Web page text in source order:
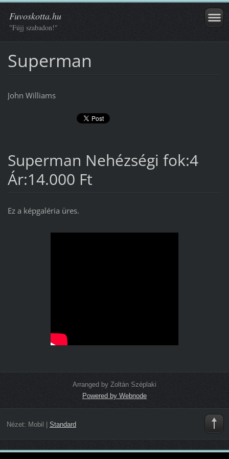
Fuvoskotta.hu
"Fújj szabadon!"
Superman
John Williams
Superman Nehézségi fok:4
Ár:14.000 Ft
Ez a képgaléria üres.
Arranged by Zoltán Széplaki
Powered by Webnode
Nézet: Mobil | Standard